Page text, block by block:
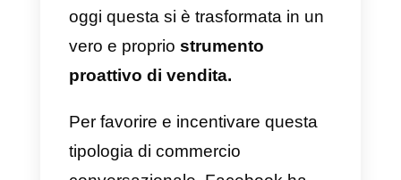
di chat automatizzati attraverso
Messenger, la piattaforma ha
assunto un ruolo ancora più
centrale nel marketing di tutte
quelle aziende che si rivolgono al